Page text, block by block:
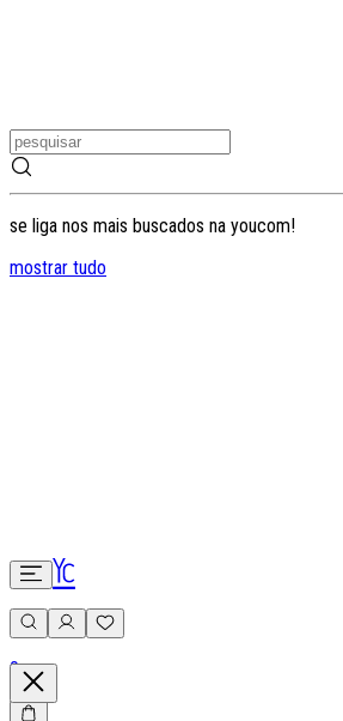
se liga nos mais buscados na youcom!
mostrar tudo
0